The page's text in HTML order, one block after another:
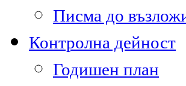
Писма до
Контролна дейност
Годишен план